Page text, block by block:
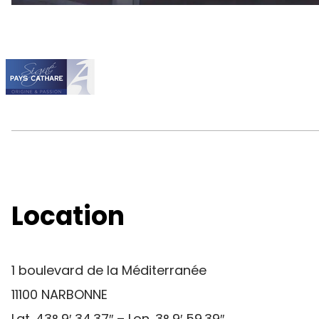
Location
1 boulevard de la Méditerranée
11100 NARBONNE